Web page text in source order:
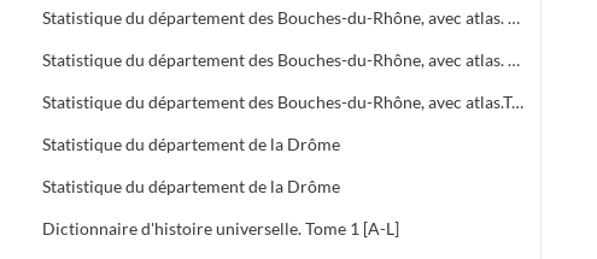
Statistique du département des Bouches-du-Rhône, avec atlas. Tome 1 : Topographie physique. Histoire naturelle
Statistique du département des Bouches-du-Rhône, avec atlas. Tome 2 : Antiquités. Topographie administrative
Statistique du département des Bouches-du-Rhône, avec atlas.Tome 3 : Etat social. Etablissements et travaux publics
Statistique du département de la Drôme
Statistique du département de la Drôme
Dictionnaire d'histoire universelle. Tome 1 [A-L]